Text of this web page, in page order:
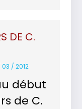
DE C.
03 / 2012
début
de C.